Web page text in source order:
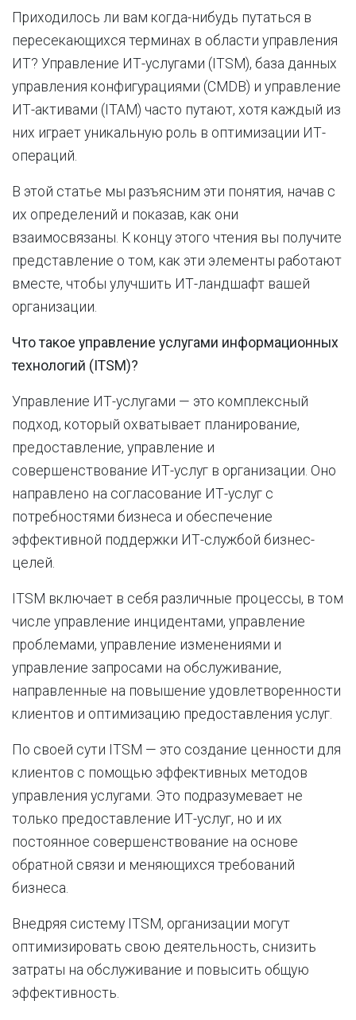
Приходилось ли вам когда-нибудь путаться в
пересекающихся терминах в области управления
ИТ? Управление ИТ-услугами (ITSM), база данных
управления конфигурациями (CMDB) и управление
ИТ-активами (ITAM) часто путают, хотя каждый из
них играет уникальную роль в оптимизации ИТ-
операций.
В этой статье мы разъясним эти понятия, начав с
их определений и показав, как они
взаимосвязаны. К концу этого чтения вы получите
представление о том, как эти элементы работают
вместе, чтобы улучшить ИТ-ландшафт вашей
организации.
Что такое управление услугами информационных
технологий (ITSM)?
Управление ИТ-услугами — это комплексный
подход, который охватывает планирование,
предоставление, управление и
совершенствование ИТ-услуг в организации. Оно
направлено на согласование ИТ-услуг с
потребностями бизнеса и обеспечение
эффективной поддержки ИТ-службой бизнес-
целей.
ITSM включает в себя различные процессы, в том
числе управление инцидентами, управление
проблемами, управление изменениями и
управление запросами на обслуживание,
направленные на повышение удовлетворенности
клиентов и оптимизацию предоставления услуг.
По своей сути ITSM — это создание ценности для
клиентов с помощью эффективных методов
управления услугами. Это подразумевает не
только предоставление ИТ-услуг, но и их
постоянное совершенствование на основе
обратной связи и меняющихся требований
бизнеса.
Внедряя систему ITSM, организации могут
оптимизировать свою деятельность, снизить
затраты на обслуживание и повысить общую
эффективность.